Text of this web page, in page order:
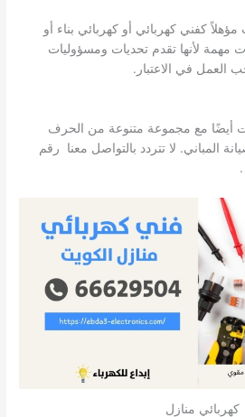
كفني كهربائي أو كهربائي بناء أو
مهمة لأنها تقدم تحديات ومسؤوليات
العمل في الاعتبار.
أيضًا مع مجموعة متنوعة من الحرف
المباني. لا تتردد بالتواصل معنا رقم
كهربائي منازل